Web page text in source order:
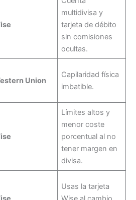
multidivisa y
tarjeta de débito
sin comisiones
ocultas.
Union
Capilaridad física
imbatible.
Límites altos y
menor coste
porcentual al no
tener margen en
divisa.
Usas la tarjeta